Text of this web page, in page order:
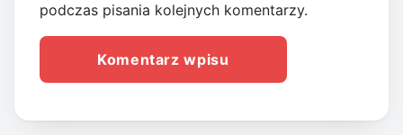
podczas pisania kolejnych komentarzy.